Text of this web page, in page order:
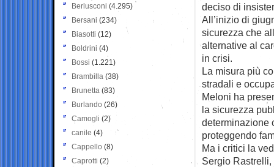
deciso di
All’inizio di
sicurezza che
alternative al
in crisi.
La misura più
stradali e
Meloni ha
la sicurezza
determinazione
proteggendo
Ma i critici la
Sergio Rastrelli,
Berlusconi (4.295)
Bersani (234)
Biasotti (12)
Boldrini (4)
Bossi (1.221)
Brambilla (38)
Brunetta (83)
Burlando (26)
Camogli (2)
canile (4)
Cappello (8)
Caprotti (2)